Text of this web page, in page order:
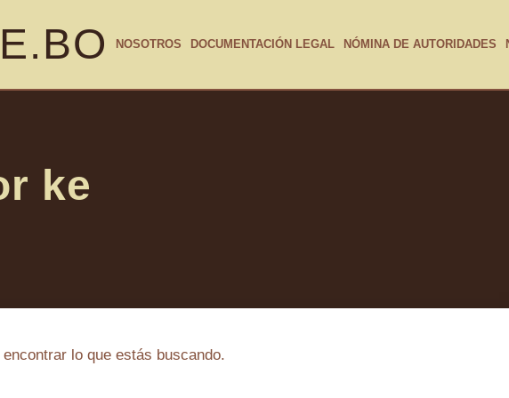
NOSOTROS DOCUMENTACIÓN LEGAL NÓMINA DE AUTORIDADES
ke
lo que estás buscando.